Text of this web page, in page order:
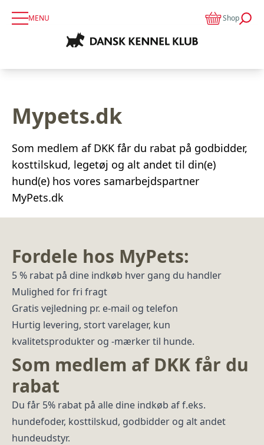
MENU Shop
Mypets.dk
Som medlem af DKK får du rabat på godbidder,
kosttilskud, legetøj og alt andet til din(e)
hund(e) hos vores samarbejdspartner
MyPets.dk
Fordele hos MyPets:
5 % rabat på dine indkøb hver gang du handler
Mulighed for fri fragt
Gratis vejledning pr. e-mail og telefon
Hurtig levering, stort varelager, kun
kvalitetsprodukter og -mærker til hunde.
Som medlem af DKK får du
rabat
Du får 5% rabat på alle dine indkøb af f.eks.
hundefoder, kosttilskud, godbidder og alt andet
hundeudstyr.